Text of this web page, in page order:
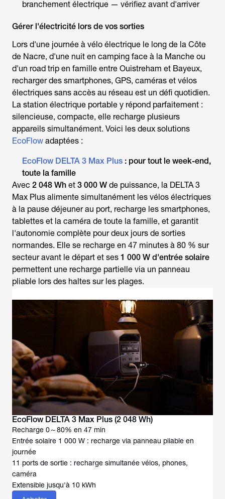
branchement électrique — vérifiez avant d'arriver
Gérer l'électricité lors de vos sorties
Lors d'une journée à vélo électrique le long de la Côte
de Nacre, d'une nuit en camping face à la Manche ou
d'un road trip en famille entre Ouistreham et Bayeux,
recharger des smartphones, GPS, caméras et vélos
électriques sans accès au réseau est un défi quotidien.
La station électrique portable y répond parfaitement :
silencieuse, compacte, elle recharge plusieurs
appareils simultanément. Voici les deux solutions
EcoFlow adaptées :
EcoFlow DELTA 3 Max Plus : pour tout le week-end,
toute la famille
Avec 2 048 Wh et 3 000 W de puissance, la DELTA 3
Max Plus alimente simultanément les vélos électriques
à la pause déjeuner au port, recharge les smartphones,
tablettes et la caméra de toute la famille, et garantit
l'autonomie complète pour deux jours de sorties
normandes. Elle se recharge en 47 minutes à 80 % sur
secteur avant le départ et ses 1 000 W d'entrée solaire
permettent une recharge partielle via un panneau
pliable lors des haltes sur les plages.
EcoFlow DELTA 3 Max Plus (2 048 Wh)
Recharge 0～80% en 47 min
Entrée solaire 1 000 W : recharge via panneau pliable en
journée
11 ports de sortie : recharge simultanée vélos, phones,
caméra
Extensible jusqu'à 10 kWh